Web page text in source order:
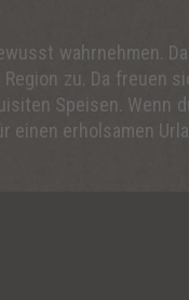
wahrnehmen.
zu. Da freuen
Speisen.
einen erholsamen